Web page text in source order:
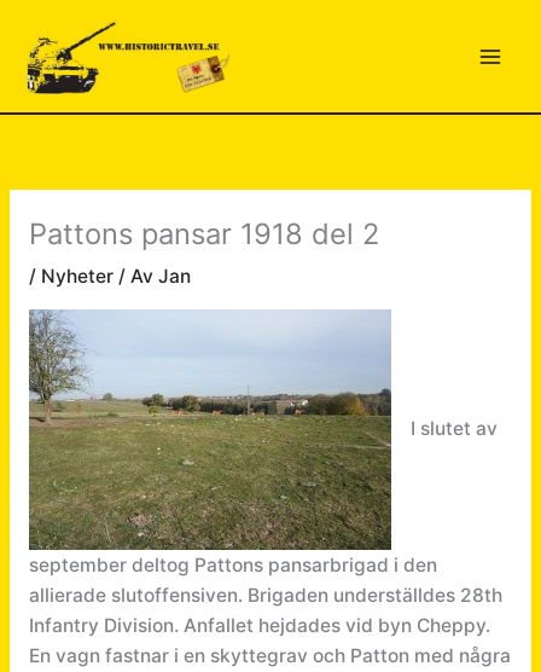
innehåll
Pattons pansar 1918 del 2
/ Nyheter/ Av Jan
I slutet av
september deltog Pattons pansarbrigad i den
allierade slutoffensiven. Brigaden underställdes 28th
Infantry Division. Anfallet hejdades vid byn Cheppy.
En vagn fastnar i en skyttegrav och Patton med några